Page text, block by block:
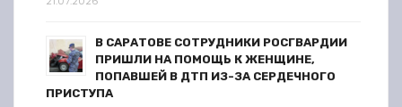
В САРАТОВЕ СОТРУДНИКИ РОСГВАРДИИ
ПРИШЛИ НА ПОМОЩЬ К ЖЕНЩИНЕ,
ПОПАВШЕЙ В ДТП ИЗ-ЗА СЕРДЕЧНОГО
ПРИСТУПА